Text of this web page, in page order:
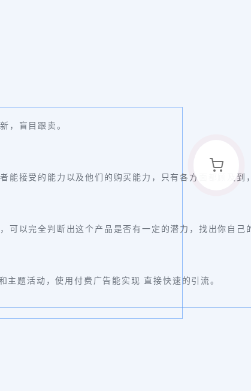
，盲目跟卖。
能接受的能力以及他们的购买能力，只有各方面都顾及
可以完全判断出这个产品是否有一定的潜力，找出你自
题活动，使用付费广告能实现 直接快速的引流。